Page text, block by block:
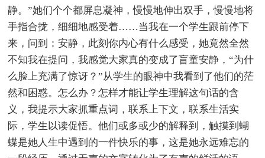
静。”她们个个都屏息凝神，慢慢地伸出双手，慢慢地将
手指合拢，细细地感受着……当我在一个学生跟前停下
来，问到：安静，此刻你内心有什么感受，她竟然全然
不知我在提问，我感觉大家真的变成了盲童安静，“为什
么脸上充满了惊讶？”从学生的眼神中我看到了他们的茫
然和困惑。怎么办？怎样才能让学生理解这句话的含
义，我提示大家抓重点词，联系上下文，联系生活实
际，学生以读促悟。他们或多或少的解释到，触摸到蝴
蝶是她人生中遇到的一件快乐的事，这是她永远难忘的